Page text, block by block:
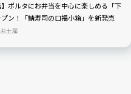
】ポルタにお弁当を中心に楽しめる「下
ン！「鯖寿司の口福小箱」を新発売
お土産